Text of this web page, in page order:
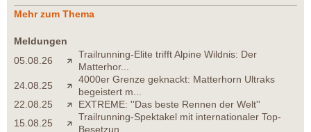
Mehr zum Thema
Meldungen
05.08.26
Trailrunning-Elite trifft Alpine Wildnis: Der
Matterhor...
24.08.25
4000er Grenze geknackt: Matterhorn Ultraks
begeistert m...
22.08.25
EXTREME: ''Das beste Rennen der Welt''
15.08.25
Trailrunning-Spektakel mit internationaler Top-
Besetzun...